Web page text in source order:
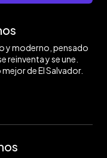
y moderno, pensado
reinventa y se une.
de El Salvador.